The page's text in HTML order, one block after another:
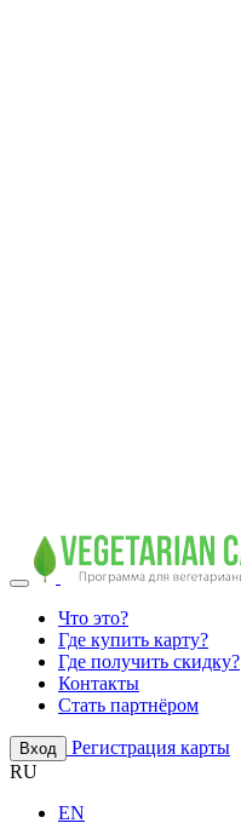
Что это?
Где купить карту?
Где получить скидку?
Контакты
Стать партнёром
Вход
Регистрация карты
RU
EN